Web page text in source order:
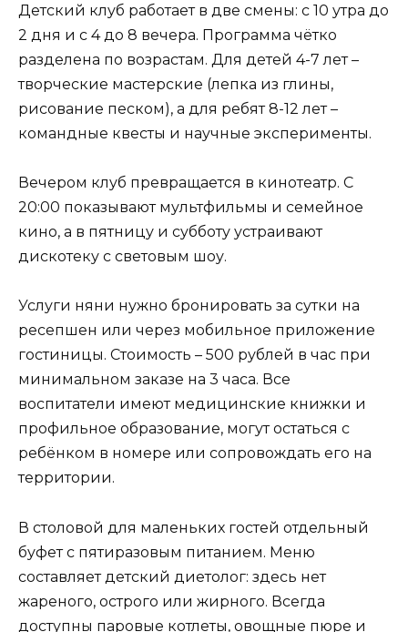
Детский клуб работает в две смены: с 10 утра до
2 дня и с 4 до 8 вечера. Программа чётко
разделена по возрастам. Для детей 4-7 лет –
творческие мастерские (лепка из глины,
рисование песком), а для ребят 8-12 лет –
командные квесты и научные эксперименты.
Вечером клуб превращается в кинотеатр. С
20:00 показывают мультфильмы и семейное
кино, а в пятницу и субботу устраивают
дискотеку с световым шоу.
Услуги няни нужно бронировать за сутки на
ресепшен или через мобильное приложение
гостиницы. Стоимость – 500 рублей в час при
минимальном заказе на 3 часа. Все
воспитатели имеют медицинские книжки и
профильное образование, могут остаться с
ребёнком в номере или сопровождать его на
территории.
В столовой для маленьких гостей отдельный
буфет с пятиразовым питанием. Меню
составляет детский диетолог: здесь нет
жареного, острого или жирного. Всегда
доступны паровые котлеты, овощные пюре и